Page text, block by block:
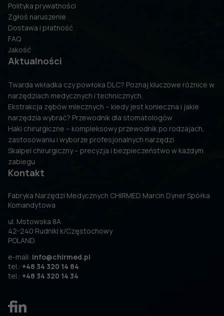
Polityka prywatności
Zgłoś naruszenie
Dostawa i płatność
FAQ
Jakość
Aktualności
Twarda wkładka czy powłoka DLC? Poznaj kluczowe różnice w
narzędziach medycznych i technicznych.
Ekstrakcja zębów mlecznych – kiedy jest konieczna i jakie
narzędzia wybrać? Przewodnik dla stomatologów
Haki chirurgiczne – kompleksowy przewodnik po rodzajach,
zastosowaniu i wyborze profesjonalnych narzędzi
Skalpel chirurgiczny – precyzja i bezpieczeństwo w każdym
zabiegu
Kontakt
Fabryka Narzędzi Medycznych CHIRMED Marcin Dyner Spółka
Komandytowa
ul. Mstowska 8A
42-240 Rudniki k/Częstochowy
POLAND
e-mail: info@chirmed.pl
tel.: +48 34 320 14 84
tel.: +48 34 320 14 34